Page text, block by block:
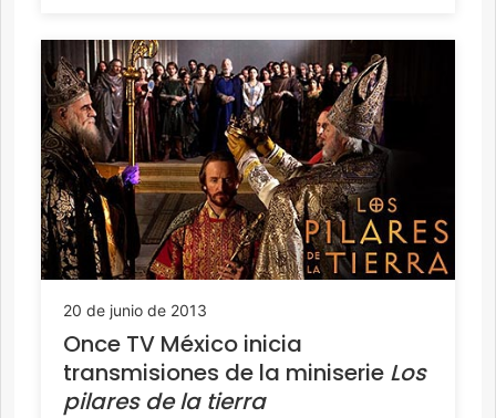
20 de junio de 2013
Once TV México inicia
transmisiones de la miniserie Los
pilares de la tierra